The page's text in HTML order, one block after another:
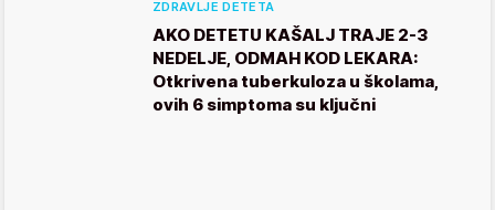
ZDRAVLJE DETETA
AKO DETETU KAŠALJ TRAJE 2-3
NEDELJE, ODMAH KOD LEKARA:
Otkrivena tuberkuloza u školama,
ovih 6 simptoma su ključni